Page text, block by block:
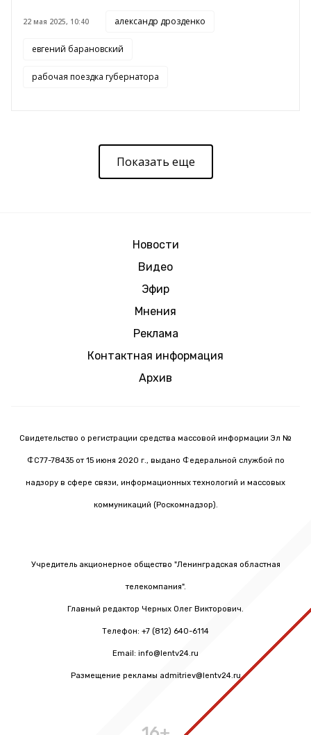
22 мая 2025, 10:40 александр дрозденко
евгений барановский
рабочая поездка губернатора
Показать еще
Новости
Видео
Эфир
Мнения
Реклама
Контактная информация
Архив
Свидетельство о регистрации средства массовой информации Эл №
ФС77-78435 от 15 июня 2020 г., выдано Федеральной службой по
надзору в сфере связи, информационных технологий и массовых
коммуникаций (Роскомнадзор).
Учредитель акционерное общество "Ленинградская областная
телекомпания".
Главный редактор Черных Олег Викторович.
Телефон: +7 (812) 640-6114
Email: info@lentv24.ru
Размещение рекламы admitriev@lentv24.ru